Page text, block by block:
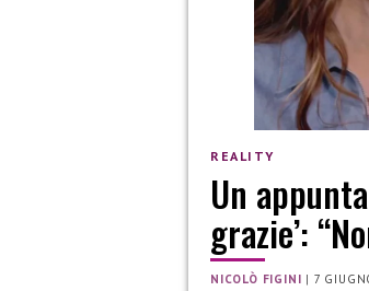
REALITY
Un
grazie’:
NICOLÒ FIGINI | 7